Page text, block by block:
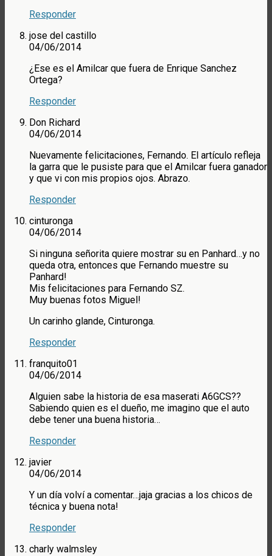
Responder
jose del castillo
04/06/2014
¿Ese es el Amilcar que fuera de Enrique Sanchez
Ortega?
Responder
Don Richard
04/06/2014
Nuevamente felicitaciones, Fernando. El artículo refleja
la garra que le pusiste para que el Amilcar fuera ganador
y que vi con mis propios ojos. Abrazo.
Responder
cinturonga
04/06/2014
Si ninguna señorita quiere mostrar su en Panhard…y no
queda otra, entonces que Fernando muestre su
Panhard!
Mis felicitaciones para Fernando SZ.
Muy buenas fotos Miguel!
Un carinho glande, Cinturonga.
Responder
franquito01
04/06/2014
Alguien sabe la historia de esa maserati A6GCS??
Sabiendo quien es el dueño, me imagino que el auto
debe tener una buena historia…
Responder
javier
04/06/2014
Y un día volví a comentar…jaja gracias a los chicos de
técnica y buena nota!
Responder
charly walmsley